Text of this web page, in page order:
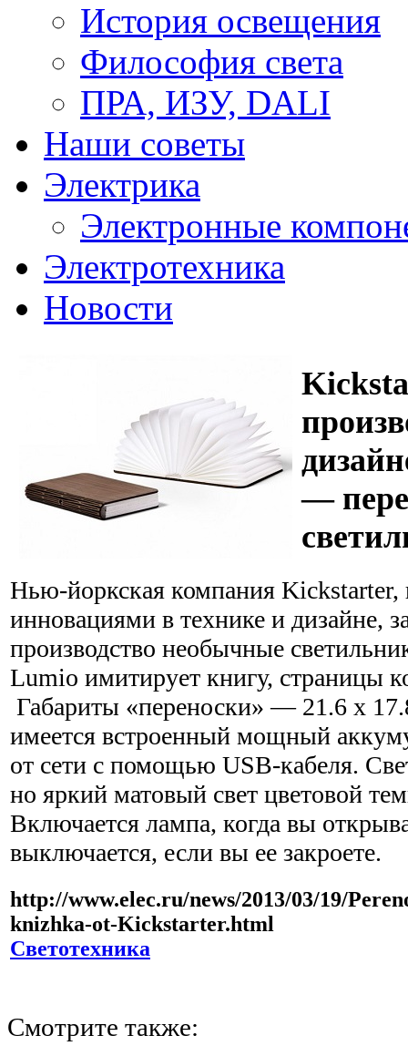
История освещения
Философия света
ПРА, ИЗУ, DALI
Наши советы
Электрика
Электронные
Электротехника
Новости
—
Нью-йоркская компания Kickstarter,
инновациями в технике и дизайне,
производство необычные
Lumio имитирует книгу, страницы
Габариты «переноски» — 21.6 x
имеется встроенный мощный
от сети с помощью USB-кабеля.
но яркий матовый свет цветовой
Включается лампа, когда вы
выключается, если вы ее закроете.
http://www.elec.ru/news/2013/03/19/
knizhka-ot-Kickstarter.html
Светотехника
Смотрите также: